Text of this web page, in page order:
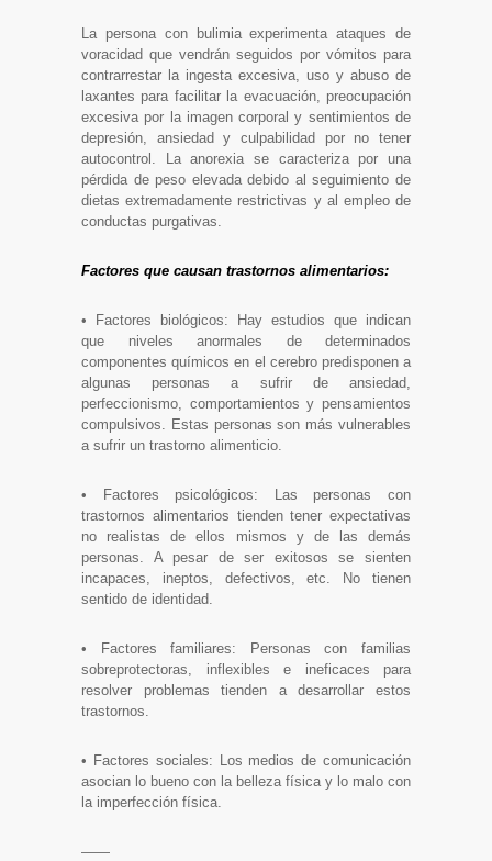
La persona con bulimia experimenta ataques de
voracidad que vendrán seguidos por vómitos para
contrarrestar la ingesta excesiva, uso y abuso de
laxantes para facilitar la evacuación, preocupación
excesiva por la imagen corporal y sentimientos de
depresión, ansiedad y culpabilidad por no tener
autocontrol. La anorexia se caracteriza por una
pérdida de peso elevada debido al seguimiento de
dietas extremadamente restrictivas y al empleo de
conductas purgativas.
Factores que causan trastornos alimentarios:
• Factores biológicos: Hay estudios que indican
que niveles anormales de determinados
componentes químicos en el cerebro predisponen a
algunas personas a sufrir de ansiedad,
perfeccionismo, comportamientos y pensamientos
compulsivos. Estas personas son más vulnerables
a sufrir un trastorno alimenticio.
• Factores psicológicos: Las personas con
trastornos alimentarios tienden tener expectativas
no realistas de ellos mismos y de las demás
personas. A pesar de ser exitosos se sienten
incapaces, ineptos, defectivos, etc. No tienen
sentido de identidad.
• Factores familiares: Personas con familias
sobreprotectoras, inflexibles e ineficaces para
resolver problemas tienden a desarrollar estos
trastornos.
• Factores sociales: Los medios de comunicación
asocian lo bueno con la belleza física y lo malo con
la imperfección física.
——